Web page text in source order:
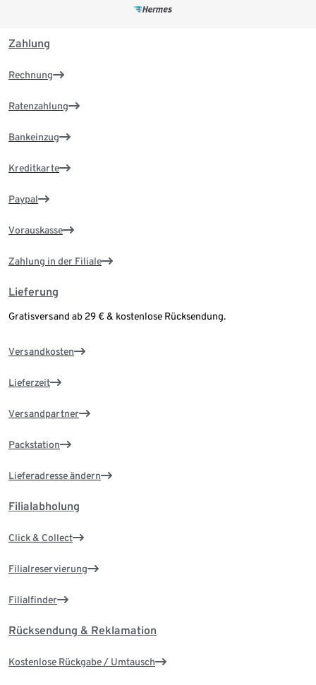
Zahlung
Rechnung
Ratenzahlung
Bankeinzug
Kreditkarte
Paypal
Vorauskasse
Zahlung in der Filiale
Lieferung
Gratisversand ab 29 € & kostenlose Rücksendung.
Versandkosten
Lieferzeit
Versandpartner
Packstation
Lieferadresse ändern
Filialabholung
Click & Collect
Filialreservierung
Filialfinder
Rücksendung & Reklamation
Kostenlose Rückgabe / Umtausch